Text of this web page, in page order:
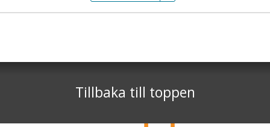
Jag samtycker till dataskyddspolicyn.
Telefon 0451-618 00
Tillbaka till toppen